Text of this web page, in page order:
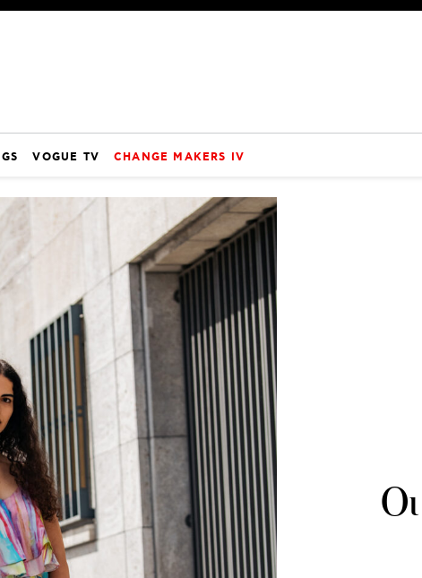
VOGUE TV CHANGE MAKERS IV